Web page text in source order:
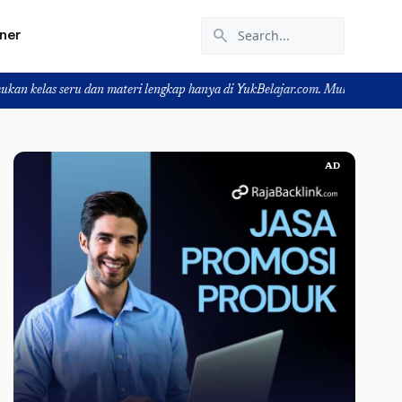
search
dan materi lengkap hanya di YukBelajar.com. Mulai langkah suksesmu
AD